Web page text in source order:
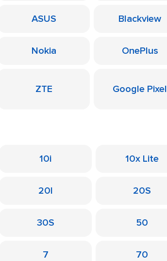
ASUS Blackview
Nokia OnePlus
ZTE Google Pixel
10i 10x Lite
20I 20S
30S 50
7 70